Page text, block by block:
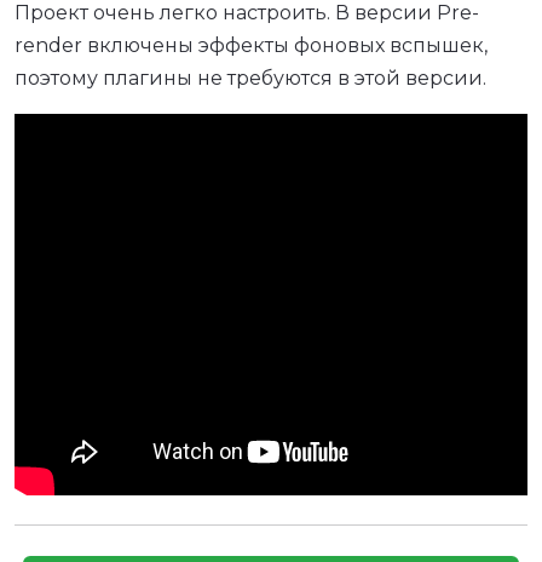
Проект очень легко настроить. В версии Pre-
render включены эффекты фоновых вспышек,
поэтому плагины не требуются в этой версии.